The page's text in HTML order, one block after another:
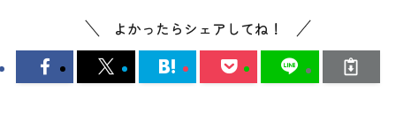
よかったらシェアしてね！